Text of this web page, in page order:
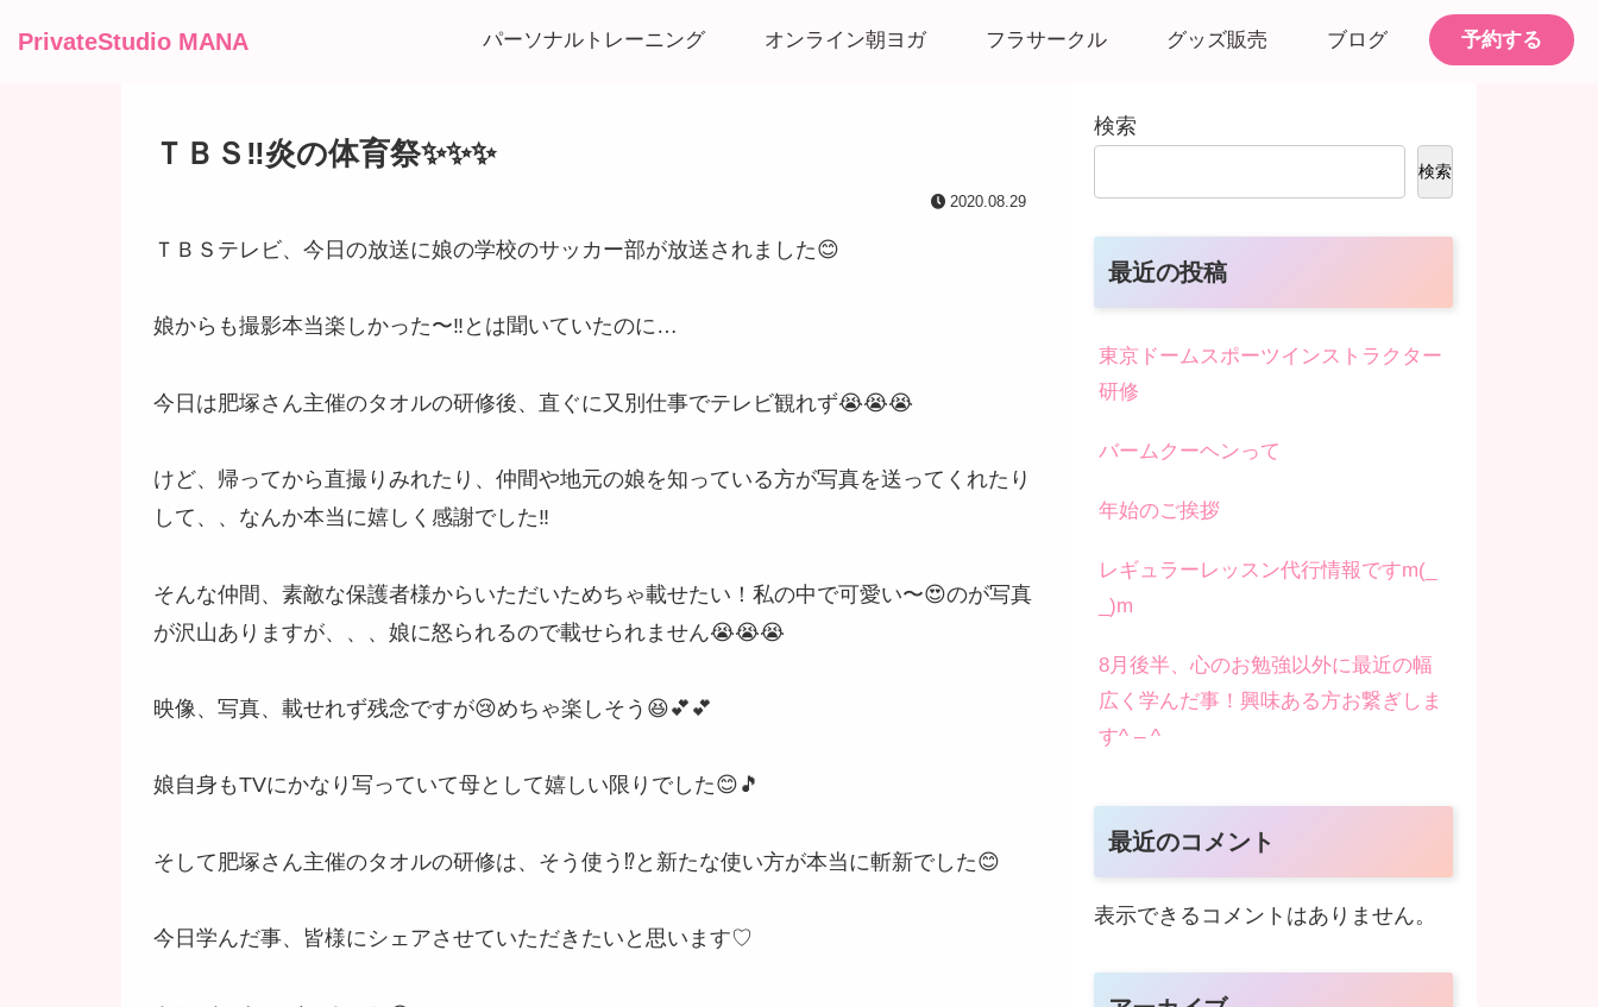
PrivateStudio MANA パーソナルトレーニング オンライン朝ヨガ フラサークル グッズ販売 ブログ 予約する
ＴＢＳ‼️炎の体育祭✨✨✨
2020.08.29
ＴＢＳテレビ、今日の放送に娘の学校のサッカー部が放送されました😊
娘からも撮影本当楽しかった〜‼️とは聞いていたのに…
今日は肥塚さん主催のタオルの研修後、直ぐに又別仕事でテレビ観れず😭😭😭
けど、帰ってから直撮りみれたり、仲間や地元の娘を知っている方が写真を送ってくれたり
して、、なんか本当に嬉しく感謝でした‼️
そんな仲間、素敵な保護者様からいただいためちゃ載せたい！私の中で可愛い〜😍のが写真
が沢山ありますが、、、娘に怒られるので載せられません😭😭😭
映像、写真、載せれず残念ですが😢めちゃ楽しそう😆💕💕
娘自身もTVにかなり写っていて母として嬉しい限りでした😊🎵
そして肥塚さん主催のタオルの研修は、そう使う⁉️と新たな使い方が本当に斬新でした😊
今日学んだ事、皆様にシェアさせていただきたいと思います♡
検索
検索
最近の投稿
東京ドームスポーツインストラクター
研修
バームクーヘンって
年始のご挨拶
レギュラーレッスン代行情報ですm(_
_)m
8月後半、心のお勉強以外に最近の幅
広く学んだ事！興味ある方お繋ぎしま
す^ – ^
最近のコメント
表示できるコメントはありません。